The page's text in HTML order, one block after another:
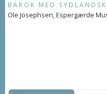
BAROK MED
Ole Josephsen, Espergærde